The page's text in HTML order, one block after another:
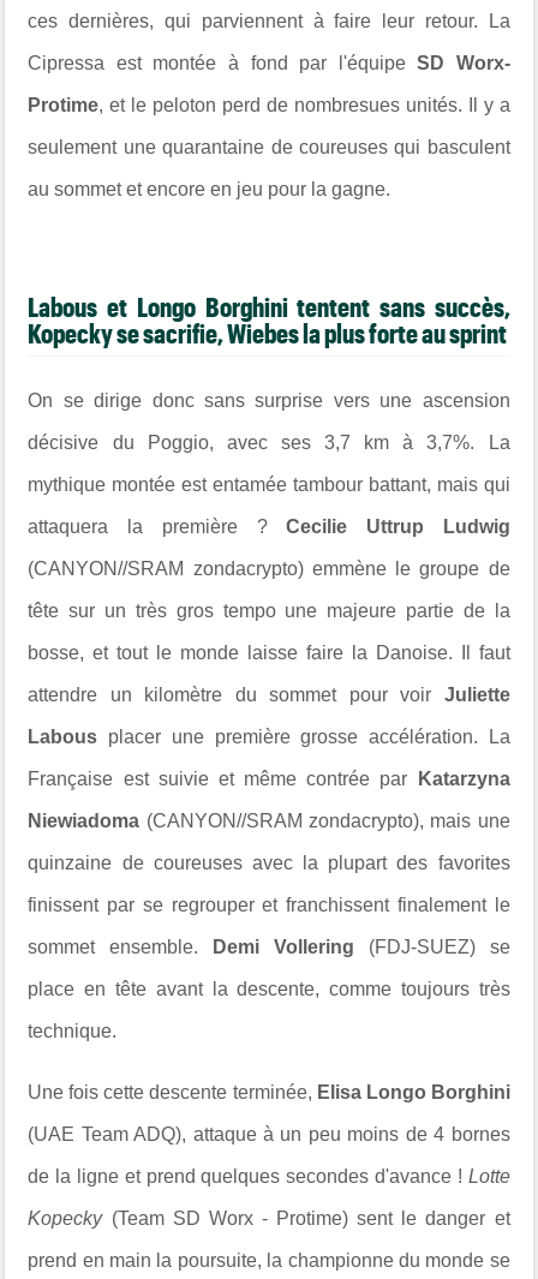
ces dernières, qui parviennent à faire leur retour. La
Cipressa est montée à fond par l'équipeSD Worx-
Protime, et le peloton perd de nombresues unités. Il y a
seulement une quarantaine de coureuses qui basculent
au sommet et encore en jeu pour la gagne.
Labous et Longo Borghini tentent sans succès,
Kopecky se sacrifie, Wiebes la plus forte au sprint
On se dirige donc sans surprise vers une ascension
décisive du Poggio, avec ses 3,7 km à 3,7%. La
mythique montée est entamée tambour battant, mais qui
attaquera la première ?Cecilie Uttrup Ludwig
(CANYON//SRAM zondacrypto) emmène le groupe de
tête sur un très gros tempo une majeure partie de la
bosse, et tout le monde laisse faire la Danoise. Il faut
attendre un kilomètre du sommet pour voir Juliette
Labous placer une première grosse accélération. La
Française est suivie et même contrée par Katarzyna
Niewiadoma (CANYON//SRAM zondacrypto), mais une
quinzaine de coureuses avec la plupart des favorites
finissent par se regrouper et franchissent finalement le
sommet ensemble. Demi Vollering (FDJ-SUEZ) se
place en tête avant la descente, comme toujours très
technique.
Une fois cette descente terminée, Elisa Longo Borghini
(UAE Team ADQ), attaque à un peu moins de 4 bornes
de la ligne et prend quelques secondes d'avance ! Lotte
Kopecky(Team SD Worx - Protime) sent le danger et
prend en main la poursuite, la championne du monde se